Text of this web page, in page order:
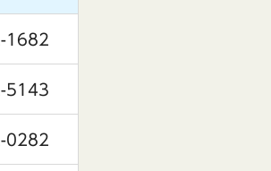
1682
5143
0282